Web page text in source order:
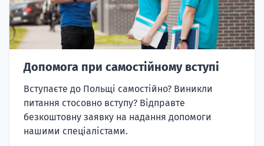
Допомога при самостійному вступі
Вступаєте до Польщі самостійно? Виникли
питання стосовно вступу? Відправте
безкоштовну заявку на надання допомоги
нашими спеціалістами.